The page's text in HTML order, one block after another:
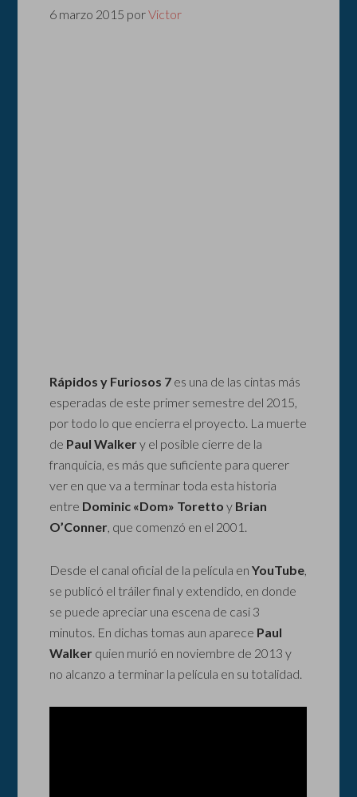
6 marzo 2015 porVictor
Rápidos y Furiosos 7 es una de las cintas más
esperadas de este primer semestre del 2015,
por todo lo que encierra el proyecto. La muerte
de Paul Walkery el posible cierre de la
franquicia, es más que suficiente para querer
ver en que va a terminar toda esta historia
entre Dominic «Dom» Toretto y Brian
O’Conner, que comenzó en el 2001.
Desde el canal oficial de la película enYouTube,
se publicó el tráiler final y extendido, en donde
se puede apreciar una escena de casi 3
minutos. En dichas tomas aun aparece Paul
Walker quien murió en noviembre de 2013 y
no alcanzo a terminar la película en su totalidad.